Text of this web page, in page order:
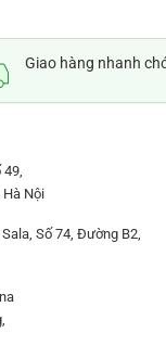
Giao hàng nhanh
49,
Hà Nội
Số 74, Đường B2,